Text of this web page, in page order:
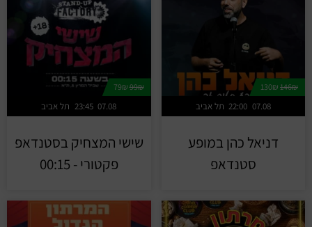
146₪
תל אביב 22:00 07.08
דניאל כהן במופע
סטנדאפ
99₪
79₪
תל אביב 23:45 07.08
שישי המצחיק בסטנדאפ
פקטורי - 00:15